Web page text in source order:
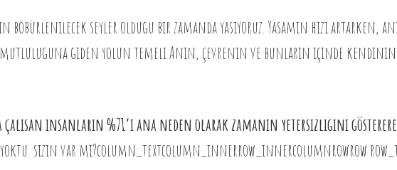
böbürlenilecek seyler oldugu bir zamanda yasıyoruz. Yasamın hızı artarken,
giden yolun temeli Anın, çevrenin ve bunların içinde kendinin
insanların %71’i ana neden olarak zamanın yetersizligini
sizin var mı?column_textcolumn_innerrow_innercolumnrowrow